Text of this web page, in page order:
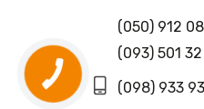
(050) 912
(093) 501
(098) 933